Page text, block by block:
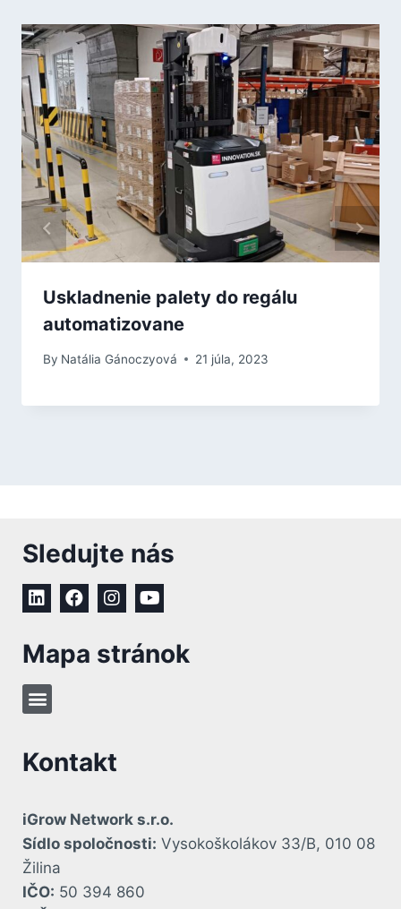
Uskladnenie palety do regálu
automatizovane
By Natália Gánoczyová 21 júla, 2023
Sledujte nás
Mapa stránok
Kontakt
iGrow Network s.r.o.
Sídlo spoločnosti: Vysokoškolákov 33/B, 010 08
Žilina
IČO: 50 394 860